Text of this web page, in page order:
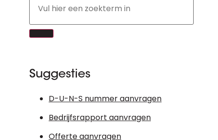
Suggesties
D-U-N-S nummer aanvragen
Bedrijfsrapport aanvragen
Offerte aanvragen